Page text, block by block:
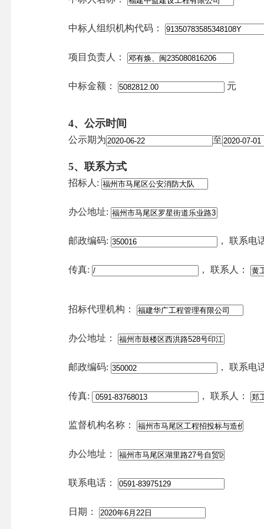
中标人组织机构代码：
项目负责人：
中标金额： 元
4、公示时间
公示期为 至
5、联系方式
招标人:
办公地址:
邮政编码: ， 联系电
传真: ， 联系人：
招标代理机构：
办公地址：
邮政编码: ， 联系电
传真: ， 联系人：
监督机构名称：
办公地址：
联系电话：
日期：